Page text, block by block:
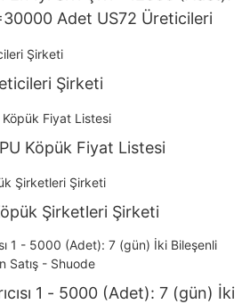
Adet US72 Üreticileri
Şirketi
Köpük Fiyat Listesi
Şirketleri Şirketi
1 - 5000 (Adet): 7 (gün) İki